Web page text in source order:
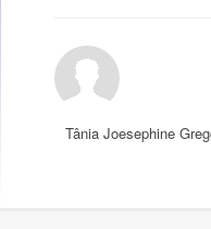
Tânia Joesephine